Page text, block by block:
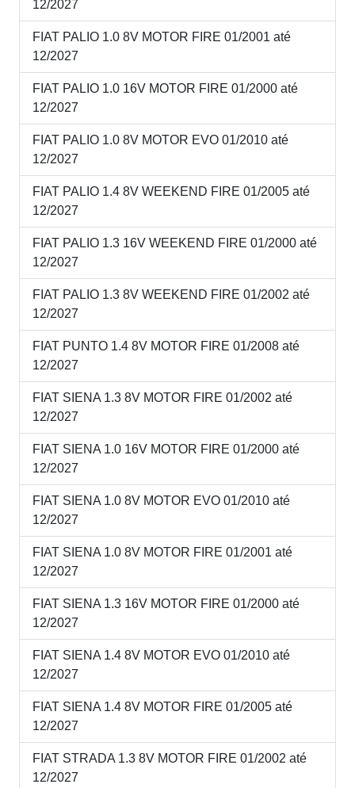
12/2027
FIAT PALIO 1.0 8V MOTOR FIRE 01/2001 até
12/2027
FIAT PALIO 1.0 16V MOTOR FIRE 01/2000 até
12/2027
FIAT PALIO 1.0 8V MOTOR EVO 01/2010 até
12/2027
FIAT PALIO 1.4 8V WEEKEND FIRE 01/2005 até
12/2027
FIAT PALIO 1.3 16V WEEKEND FIRE 01/2000 até
12/2027
FIAT PALIO 1.3 8V WEEKEND FIRE 01/2002 até
12/2027
FIAT PUNTO 1.4 8V MOTOR FIRE 01/2008 até
12/2027
FIAT SIENA 1.3 8V MOTOR FIRE 01/2002 até
12/2027
FIAT SIENA 1.0 16V MOTOR FIRE 01/2000 até
12/2027
FIAT SIENA 1.0 8V MOTOR EVO 01/2010 até
12/2027
FIAT SIENA 1.0 8V MOTOR FIRE 01/2001 até
12/2027
FIAT SIENA 1.3 16V MOTOR FIRE 01/2000 até
12/2027
FIAT SIENA 1.4 8V MOTOR EVO 01/2010 até
12/2027
FIAT SIENA 1.4 8V MOTOR FIRE 01/2005 até
12/2027
FIAT STRADA 1.3 8V MOTOR FIRE 01/2002 até
12/2027